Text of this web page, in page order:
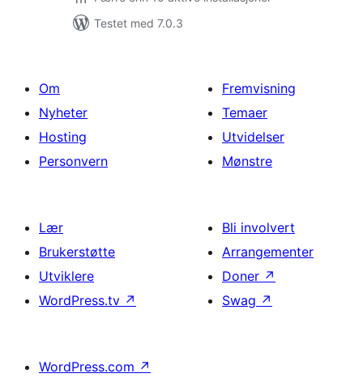
Testet med 7.0.3
Om
Nyheter
Hosting
Personvern
Fremvisning
Temaer
Utvidelser
Mønstre
Lær
Brukerstøtte
Utviklere
WordPress.tv ↗
Bli involvert
Arrangementer
Doner ↗
Swag ↗
WordPress.com ↗